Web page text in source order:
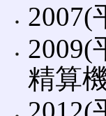
2007(
2009(
精算